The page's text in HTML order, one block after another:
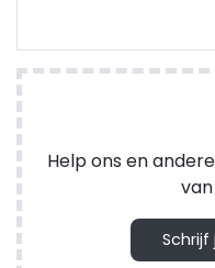
Help ons en
Schrijf